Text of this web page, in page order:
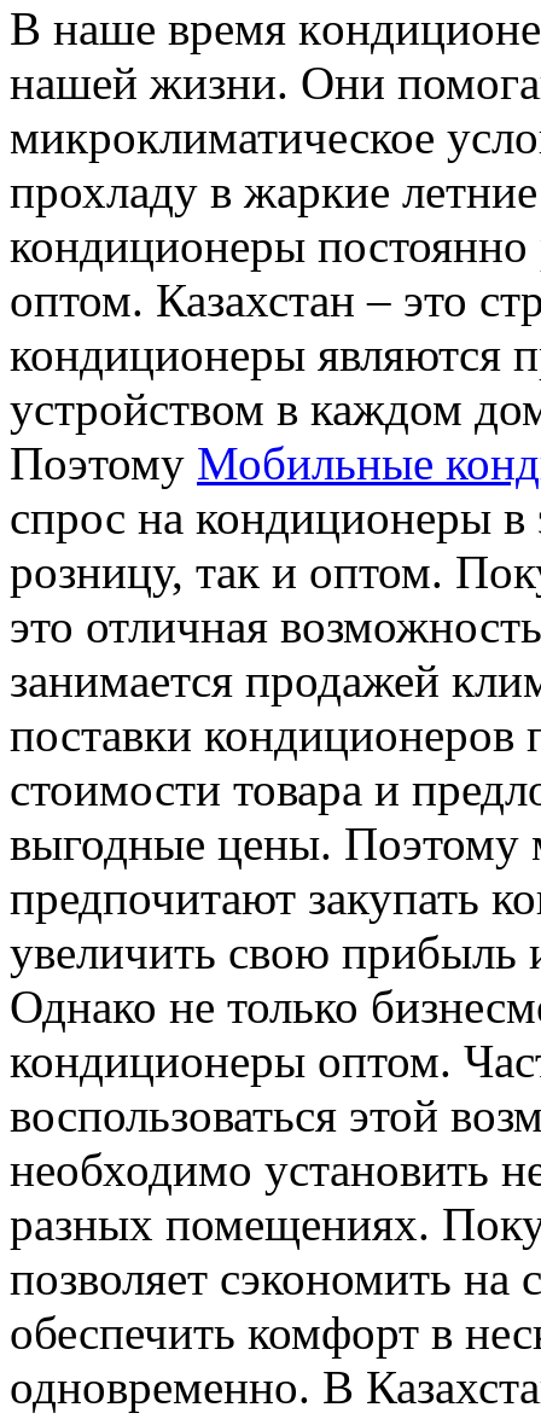
В нaшe врeмя
нашей жизни. Они
микроклиматическое
прохладу в жаркие
кондиционеры постоянно
оптом. Казахстан – это
кондиционеры являются
устройством в каждом
Поэтому Мобильные
спрос на кондиционеры в
розницу, так и оптом.
это отличная
занимается продажей
поставки кондиционеров
стоимости товара и
выгодные цены. Поэтому
предпочитают закупать
увеличить свою прибыль
Однако не только
кондиционеры оптом.
воспользоваться этой
необходимо установить
разных помещениях.
позволяет сэкономить на
обеспечить комфорт в
одновременно. В